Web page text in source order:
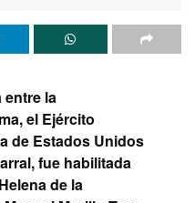
entre la
el Ejército
de Estados Unidos
fue habilitada
de la